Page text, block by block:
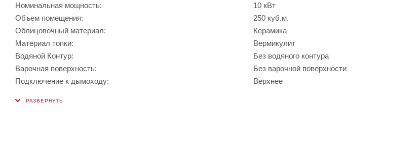
Номинальная мощность:
10 кВт
Объем помещения:
250 куб.м.
Облицовочный материал:
Керамика
Материал топки:
Вермикулит
Водяной Контур:
Без водяного контура
Варочная поверхность:
Без варочной поверхности
Подключение к дымоходу:
Верхнее